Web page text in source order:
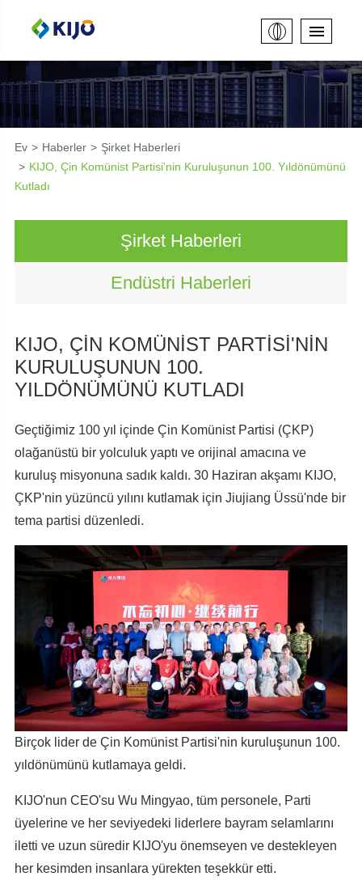
Ev Haberler
Şirket Haberleri
KIJO, Çin Komünist Partisi'nin Kuruluşunun 100. Yıldönümünü
Kutladı
Şirket Haberleri
Endüstri Haberleri
KIJO, ÇIN KOMÜNIST PARTISI'NIN
KURULUŞUNUN 100.
YILDÖNÜMÜNÜ KUTLADI
Geçtiğimiz 100 yıl içinde Çin Komünist Partisi (ÇKP)
olağanüstü bir yolculuk yaptı ve orijinal amacına ve
kuruluş misyonuna sadık kaldı. 30 Haziran akşamı KIJO,
ÇKP'nin yüzüncü yılını kutlamak için Jiujiang Üssü'nde bir
tema partisi düzenledi.
Birçok lider de Çin Komünist Partisi'nin kuruluşunun 100.
yıldönümünü kutlamaya geldi.
KIJO'nun CEO'su Wu Mingyao, tüm personele, Parti
üyelerine ve her seviyedeki liderlere bayram selamlarını
iletti ve uzun süredir KIJO'yu önemseyen ve destekleyen
her kesimden insanlara yürekten teşekkür etti.